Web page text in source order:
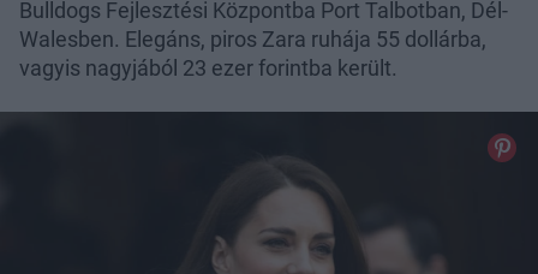
Bulldogs Fejlesztési Központba Port Talbotban, Dél-
Walesben. Elegáns, piros Zara ruhája 55 dollárba,
vagyis nagyjából 23 ezer forintba került.